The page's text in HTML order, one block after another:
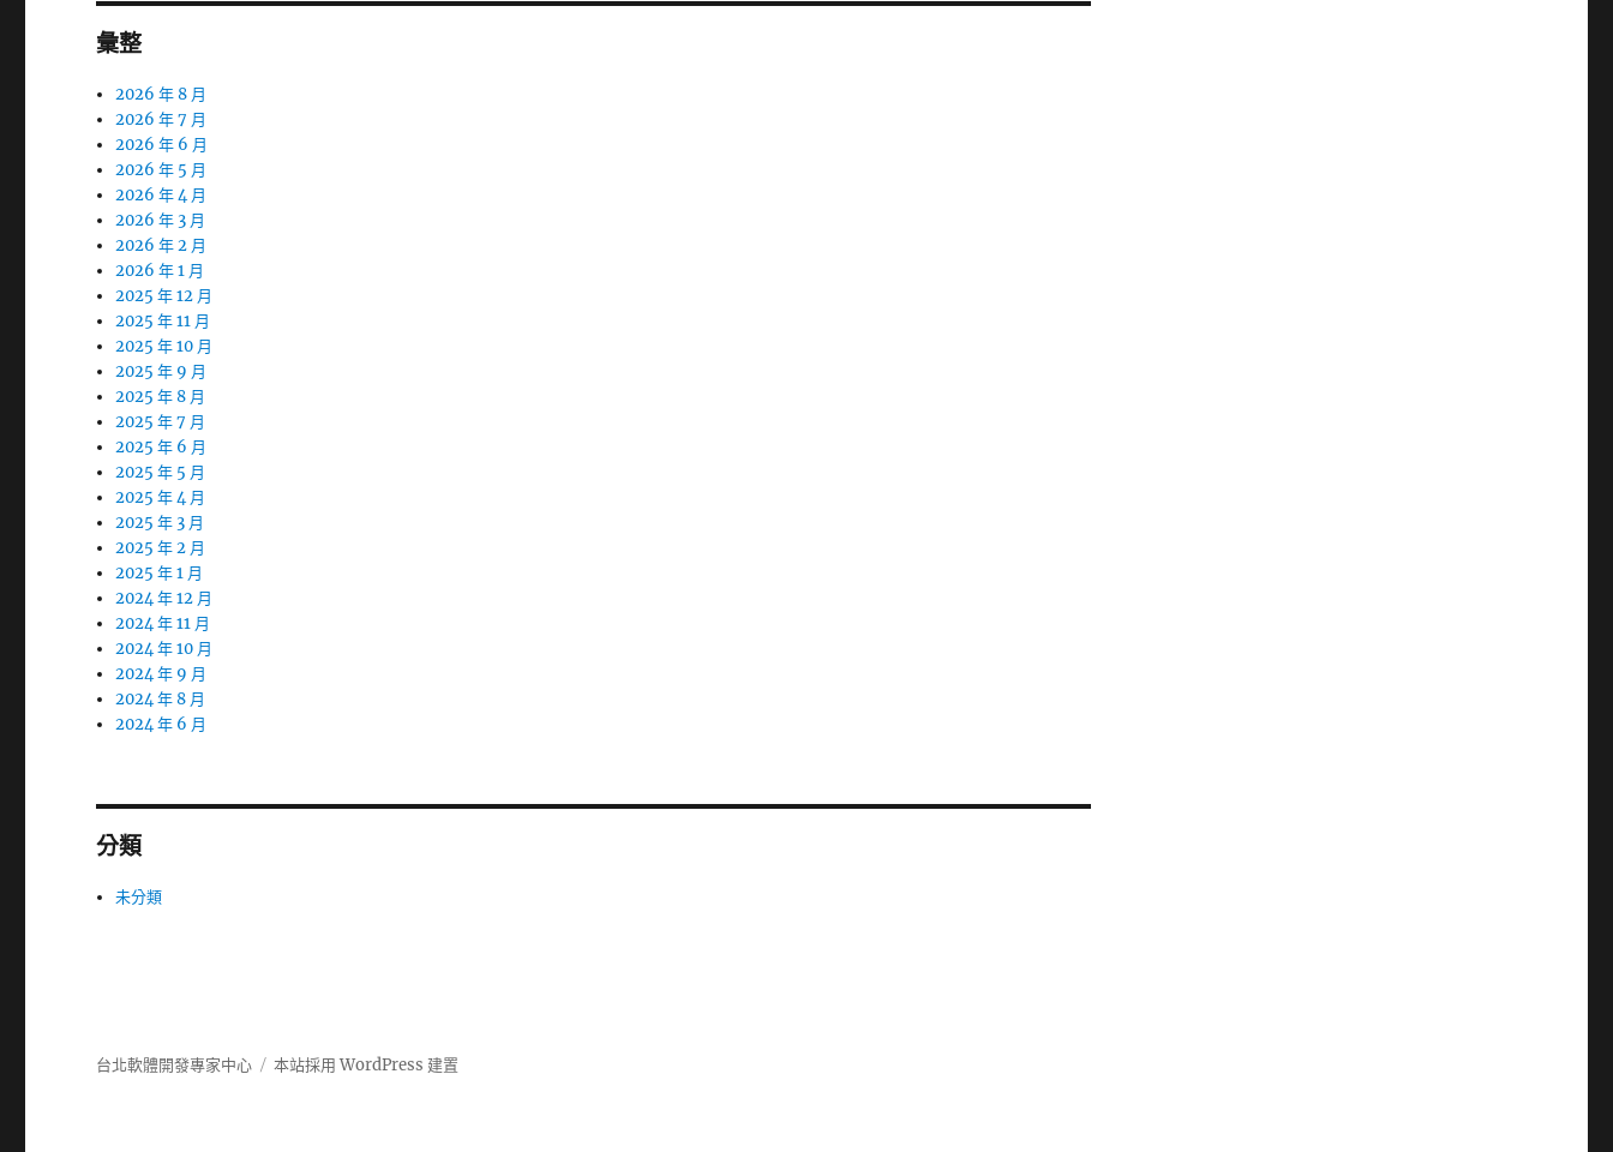
彙整
2026 年 8 月
2026 年 7 月
2026 年 6 月
2026 年 5 月
2026 年 4 月
2026 年 3 月
2026 年 2 月
2026 年 1 月
2025 年 12 月
2025 年 11 月
2025 年 10 月
2025 年 9 月
2025 年 8 月
2025 年 7 月
2025 年 6 月
2025 年 5 月
2025 年 4 月
2025 年 3 月
2025 年 2 月
2025 年 1 月
2024 年 12 月
2024 年 11 月
2024 年 10 月
2024 年 9 月
2024 年 8 月
2024 年 6 月
分類
未分類
台北軟體開發專家中心 本站採用 WordPress 建置